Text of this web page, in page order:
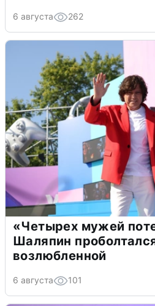
6 августа 262
«Четырех мужей
Шаляпин
возлюбленной
6 августа 101